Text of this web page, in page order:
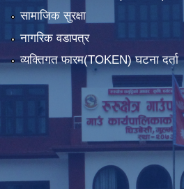
सामाजिक सुरक्षा
नागरिक वडापत्र
व्यक्तिगत फारम(TOKEN) घटना दर्ता